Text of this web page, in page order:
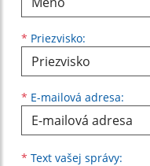
* Priezvisko:
* E-mailová adresa:
* Text vašej správy: